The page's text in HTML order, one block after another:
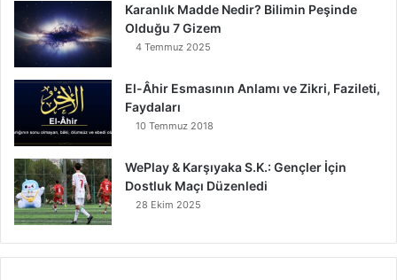
Karanlık Madde Nedir? Bilimin Peşinde
Olduğu 7 Gizem
4 Temmuz 2025
El-Âhir Esmasının Anlamı ve Zikri, Fazileti,
Faydaları
10 Temmuz 2018
WePlay & Karşıyaka S.K.: Gençler İçin
Dostluk Maçı Düzenledi
28 Ekim 2025